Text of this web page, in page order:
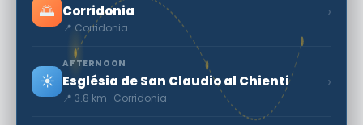
🌅 Corridonia
📍 Corridonia
›
☀️
AFTERNOON
Església de San Claudio al Chienti
📍 3.8 km · Corridonia
›